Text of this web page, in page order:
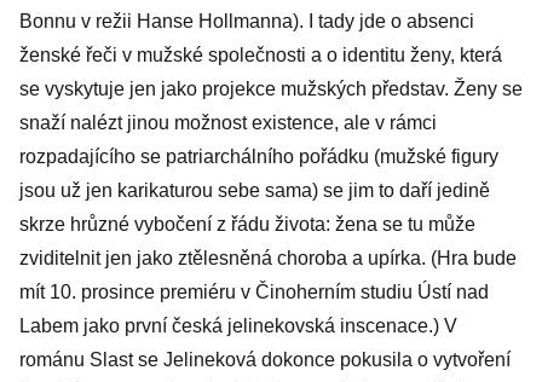
Bonnu v režii Hanse Hollmanna). I tady jde o absenci
ženské řeči v mužské společnosti a o identitu ženy, která
se vyskytuje jen jako projekce mužských představ. Ženy se
snaží nalézt jinou možnost existence, ale v rámci
rozpadajícího se patriarchálního pořádku (mužské figury
jsou už jen karikaturou sebe sama) se jim to daří jedině
skrze hrůzné vybočení z řádu života: žena se tu může
zviditelnit jen jako ztělesněná choroba a upírka. (Hra bude
mít 10. prosince premiéru v Činoherním studiu Ústí nad
Labem jako první česká jelinekovská inscenace.) V
románu Slast se Jelineková dokonce pokusila o vytvoření